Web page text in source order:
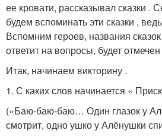
ее кровати, рассказывал сказки .
будем вспоминать эти сказки ,
Вспомним героев, названия
ответит на вопросы, будет
Итак, начинаем викторину .
1. С каких слов начинается «
(«Баю-баю-баю… Один глазок у
смотрит, одно ушко у Алёнушки